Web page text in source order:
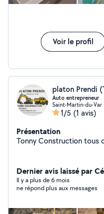
Voir le profil
Auto entrepreneur
Saint-Martin-du-
1/5 (1 avis)
Présentation
Tonny Construction tous
Dernier avis laissé par
Il y a plus de 6 mois
ne répond plus aux messages